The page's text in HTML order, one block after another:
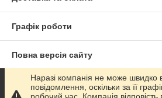
Графік роботи
Повна версія сайту
Сайт створено на маркетплейсі
Наразі компанія не може швидко
повідомлення, оскільки за її